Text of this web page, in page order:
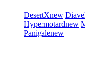
DesertXnew Diavel
Hypermotardnew
Panigalenew